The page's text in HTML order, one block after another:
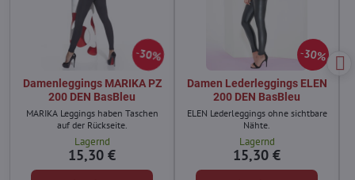
30%
Damenleggings MARIKA PZ
200 DEN BasBleu
MARIKA Leggings haben Taschen
auf der Rückseite.
Lagernd
15,30 €
30%
Damen Lederleggings ELEN
200 DEN BasBleu
ELEN Lederleggings ohne sichtbare
Nähte.
Lagernd
15,30 €